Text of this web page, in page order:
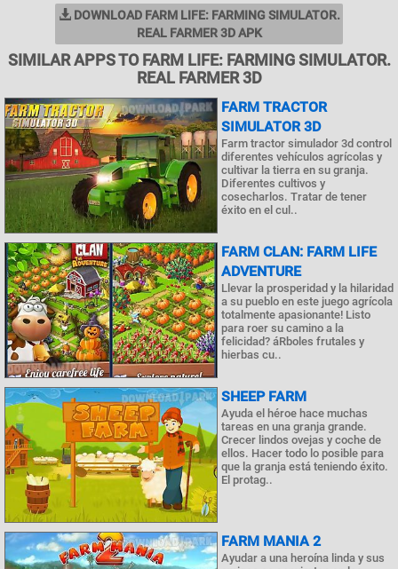
DOWNLOAD FARM LIFE: FARMING SIMULATOR.
REAL FARMER 3D APK
SIMILAR APPS TO FARM LIFE: FARMING SIMULATOR.
REAL FARMER 3D
FARM TRACTOR
SIMULATOR 3D
Farm tractor simulador 3d control
diferentes vehículos agrícolas y
cultivar la tierra en su granja.
Diferentes cultivos y
cosecharlos. Tratar de tener
éxito en el cul..
FARM CLAN: FARM LIFE
ADVENTURE
Llevar la prosperidad y la hilaridad
a su pueblo en este juego agrícola
totalmente apasionante! Listo
para roer su camino a la
felicidad? áRboles frutales y
hierbas cu..
SHEEP FARM
Ayuda el héroe hace muchas
tareas en una granja grande.
Crecer lindos ovejas y coche de
ellos. Hacer todo lo posible para
que la granja está teniendo éxito.
El protag..
FARM MANIA 2
Ayudar a una heroína linda y sus